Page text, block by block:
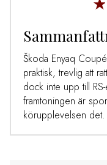
Škoda Enyaq
praktisk, trevlig att
dock inte upp till
framtoningen är
körupplevelsen det.